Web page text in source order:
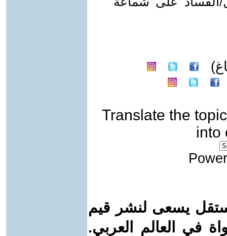
Translate the topic
into
يسعى لنشر قيم
في العالم العربي.